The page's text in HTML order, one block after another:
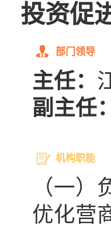
投资促
部门领导
主任：
副主任：
机构职能
（一
优化营